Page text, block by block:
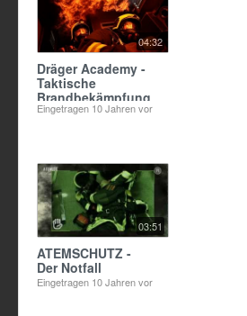
04:32
Dräger Academy -
Taktische
Brandbekämpfung
Eingetragen 10 Jahren vor
03:51
ATEMSCHUTZ -
Der Notfall
Eingetragen 10 Jahren vor